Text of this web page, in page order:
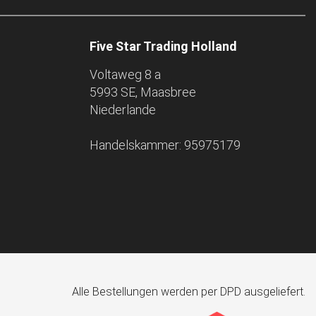
Five Star Trading Holland
Voltaweg 8 a
5993 SE, Maasbree
Niederlande
Handelskammer: 95975179
Alle Bestellungen werden per DPD ausgeliefert.